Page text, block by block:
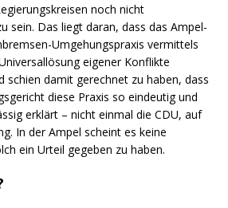
noch nicht
sein. Das liegt daran, dass das Ampel-
Umgehungspraxis vermittels
eigener Konflikte
schien damit gerechnet zu haben, dass
diese Praxis so eindeutig und
erklärt – nicht einmal die CDU, auf
In der Ampel scheint es keine
ein Urteil gegeben zu haben.